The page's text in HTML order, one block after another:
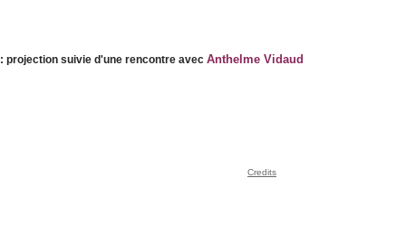
: projection suivie d'une rencontre avec Anthelme Vidaud
Credits